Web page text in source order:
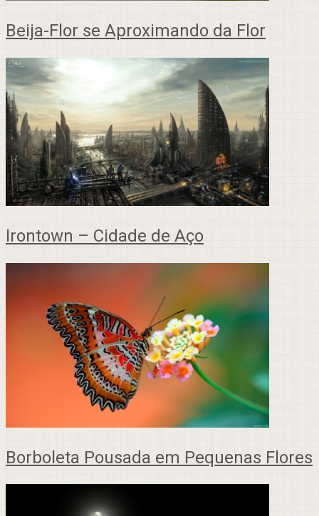
Beija-Flor se Aproximando da Flor
Irontown – Cidade de Aço
Borboleta Pousada em Pequenas Flores